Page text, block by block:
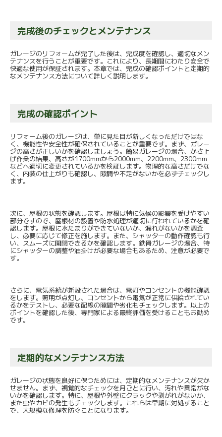
完成後のチェックとメンテナンス
ガレージのリフォームが完了した後は、完成度を確認し、適切なメン
テナンスを行うことが重要です。これにより、長期間にわたり安全で
快適な使用が保証されます。本章では、完成の確認ポイントと定期的
なメンテナンス方法について詳しく説明します。
完成の確認ポイント
リフォーム後のガレージは、単に見た目が新しくなっただけではな
く、機能性や安全性が確保されていることが重要です。まず、ガレー
ジの高さが正しいかを確認しましょう。簡易ガレージの場合、かさ上
げ作業の結果、高さが1700mmから2000mm、2200mm、2300mm
などへ適切に変更されているかを検証します。物理的な高さだけでな
く、内装の仕上がりも確認し、隙間や不足がないかを必ずチェックし
ます。
次に、屋根の状態を確認します。屋根は特に気候の影響を受けやすい
部分ですので、屋根材の設置や防水処理が適切に行われているかを確
認します。屋根に水たまりができていないか、漏れがないかを調査
し、必要に応じて修正を施します。また、シャッターの動作確認も行
い、スムーズに開閉できるかを確認します。鉄骨ガレージの場合、特
にシャッターの調整や油掛けが必要な場合もあるため、注意が必要で
す。
さらに、電気系統が新設された場合は、電灯やコンセントの機能確認
をします。照明が点灯し、コンセントから電気が正常に供給されてい
るかをテストし、必要な配線の隙間や劣化もチェックします。以上の
ポイントを確認した後、専門家による最終評価を受けることもお勧め
です。
定期的なメンテナンス方法
ガレージの状態を良好に保つためには、定期的なメンテナンスが欠か
せません。まず、視覚的なチェックを月ごとに行い、汚れや異常がな
いかを確認します。特に、屋根や外壁にクラックや剥がれがないか、
また虫やカビの発生もチェックします。これらは早期に対処すること
で、大規模な修理を防ぐことになります。